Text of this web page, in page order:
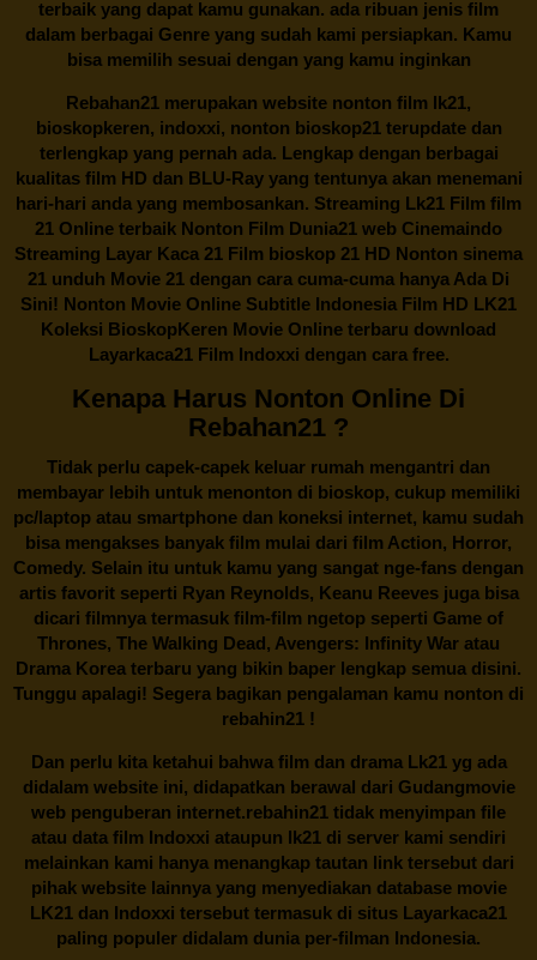
terbaik yang dapat kamu gunakan. ada ribuan jenis film
dalam berbagai Genre yang sudah kami persiapkan. Kamu
bisa memilih sesuai dengan yang kamu inginkan
Rebahan21 merupakan website nonton film lk21,
bioskopkeren, indoxxi, nonton bioskop21 terupdate dan
terlengkap yang pernah ada. Lengkap dengan berbagai
kualitas film HD dan BLU-Ray yang tentunya akan menemani
hari-hari anda yang membosankan. Streaming Lk21 Film film
21 Online terbaik Nonton Film Dunia21 web Cinemaindo
Streaming Layar Kaca 21 Film bioskop 21 HD Nonton sinema
21 unduh Movie 21 dengan cara cuma-cuma hanya Ada Di
Sini! Nonton Movie Online Subtitle Indonesia Film HD LK21
Koleksi BioskopKeren Movie Online terbaru download
Layarkaca21 Film Indoxxi dengan cara free.
Kenapa Harus Nonton Online Di
Rebahan21 ?
Tidak perlu capek-capek keluar rumah mengantri dan
membayar lebih untuk menonton di bioskop, cukup memiliki
pc/laptop atau smartphone dan koneksi internet, kamu sudah
bisa mengakses banyak film mulai dari film Action, Horror,
Comedy. Selain itu untuk kamu yang sangat nge-fans dengan
artis favorit seperti Ryan Reynolds, Keanu Reeves juga bisa
dicari filmnya termasuk film-film ngetop seperti Game of
Thrones, The Walking Dead, Avengers: Infinity War atau
Drama Korea terbaru yang bikin baper lengkap semua disini.
Tunggu apalagi! Segera bagikan pengalaman kamu nonton di
rebahin21 !
Dan perlu kita ketahui bahwa film dan dramaLk21yg ada
didalam website ini, didapatkan berawal dari Gudangmovie
web penguberan internet.rebahin21 tidak menyimpan file
atau data film Indoxxi ataupun lk21 di server kami sendiri
melainkan kami hanya menangkap tautan link tersebut dari
pihak website lainnya yang menyediakan database movie
LK21 dan Indoxxi tersebut termasuk di situs Layarkaca21
paling populer didalam dunia per-filman Indonesia.